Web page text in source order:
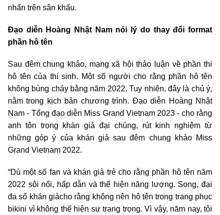
nhấn trên sân khấu.
Đạo diễn Hoàng Nhật Nam nói lý do thay đổi format
phần hô tên
Sau đêm chung khảo, mạng xã hội thảo luận về phần thi
hô tên của thí sinh. Một số người cho rằng phần hô tên
không bùng cháy bằng năm 2022. Tuy nhiên, đây là chủ ý,
nằm trong kịch bản chương trình. Đạo diễn Hoàng Nhật
Nam - Tổng đạo diễn Miss Grand Vietnam 2023 - cho rằng
anh tôn trọng khán giả đại chúng, rút kinh nghiệm từ
những góp ý của khán giả sau đêm chung khảo Miss
Grand Vietnam 2022.
“Dù một số fan và khán giả trẻ cho rằng phần hô tên năm
2022 sôi nổi, hấp dẫn và thể hiện năng lượng. Song, đại
đa số khán giảcho rằng không nên hô tên trong trang phục
bikini vì không thể hiện sự trang trọng. Vì vậy, năm nay, tôi